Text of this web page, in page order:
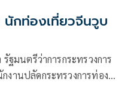
นักท่องเที่ยวจีนวูบ
ฐมนตรีว่าการกระทรวงการ
งานปลัดกระทรวงการท่อง